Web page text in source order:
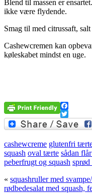
Blend til massen er
ikke være flydende.
Smag til med citrussaft, salt
Cashewcremen kan
køleskabet mindst en uge.
Facebook
Twitter
cashewcreme glutenfri
squash oval tærte sådan
peberfrugt og squash
« squashruller med
rødbedesalat med squash,